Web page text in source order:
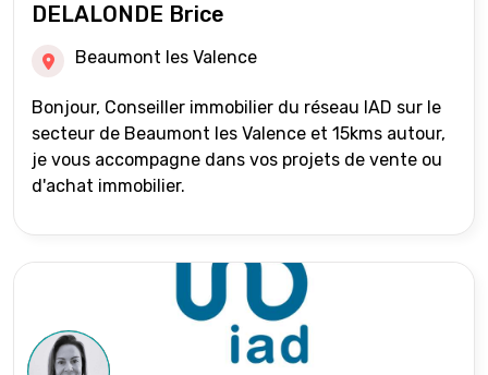
DELALONDE Brice
Beaumont les Valence
Bonjour, Conseiller immobilier du réseau IAD sur le
secteur de Beaumont les Valence et 15kms autour,
je vous accompagne dans vos projets de vente ou
d'achat immobilier.